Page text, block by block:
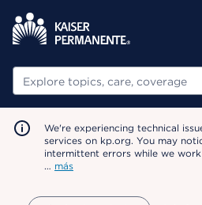
Buscar
We're experiencing technical
services on kp.org. You may
intermittent errors while we
… más